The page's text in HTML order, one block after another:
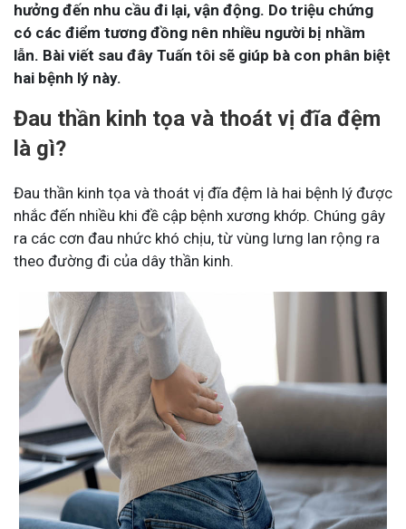
hưởng đến nhu cầu đi lại, vận động. Do triệu chứng
có các điểm tương đồng nên nhiều người bị nhầm
lẫn. Bài viết sau đây Tuấn tôi sẽ giúp bà con phân biệt
hai bệnh lý này.
Đau thần kinh tọa và thoát vị đĩa đệm
là gì?
Đau thần kinh tọa và thoát vị đĩa đệm là hai bệnh lý được
nhắc đến nhiều khi đề cập bệnh xương khớp. Chúng gây
ra các cơn đau nhức khó chịu, từ vùng lưng lan rộng ra
theo đường đi của dây thần kinh.